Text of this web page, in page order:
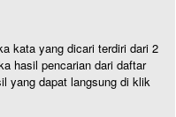
kata yang dicari terdiri dari 2
hasil pencarian dari daftar
yang dapat langsung di klik